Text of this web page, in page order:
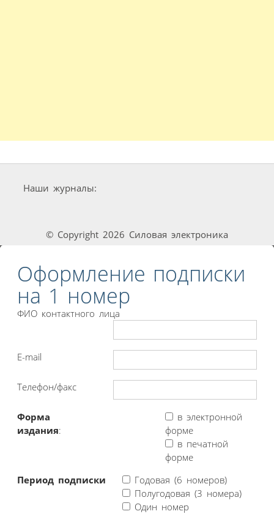
Наши журналы:
© Copyright 2026 Силовая электроника
Оформление подписки
на 1 номер
ФИО контактного лица
E-mail
Телефон/факс
Форма
издания:
в электронной
форме
в печатной
форме
Период подписки
Годовая (6 номеров)
Полугодовая (3 номера)
Один номер